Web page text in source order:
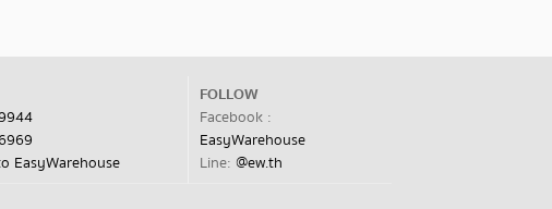
EasyWarehouse
FOLLOW
Facebook :
EasyWarehouse
Line: @ew.th